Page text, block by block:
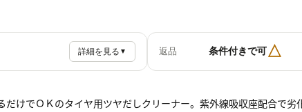
詳細を見る ▼ 返品 条件付きで可△
だけでＯＫのタイヤ用ツヤだしクリーナー。紫外線吸収座配合で劣